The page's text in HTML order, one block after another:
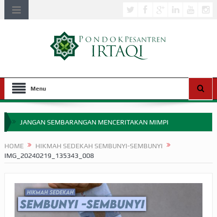
Menu
JANGAN SEMBARANGAN MENCERITAKAN MIMPI
MIMPI YANG DIABAIKAN MENJELANG PERANG BADAR
SEBELUM TIBA SAAT WAJIB?
HAKIKAT NIKMAT DI DUNIA!
HOME
HIKMAH SEDEKAH SEMBUNYI-SEMBUNYI
IMG_20240219_135343_008